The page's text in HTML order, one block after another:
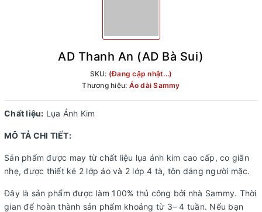
AD Thanh An (AD Bà Sui)
SKU: (Đang cập nhật...)
Thương hiệu: Áo dài Sammy
Chất liệu: Lụa Ánh Kim
MÔ TẢ CHI TIẾT:
Sản phẩm được may từ chất liệu lụa ánh kim cao cấp, co giãn
nhẹ, được thiết ké 2 lớp áo và 2 lớp 4 tà, tôn dáng người mặc.
Đây là sản phẩm được làm 100% thủ công bởi nhà Sammy. Thời
gian để hoàn thành sản phẩm khoảng từ 3– 4 tuần. Nếu bạn